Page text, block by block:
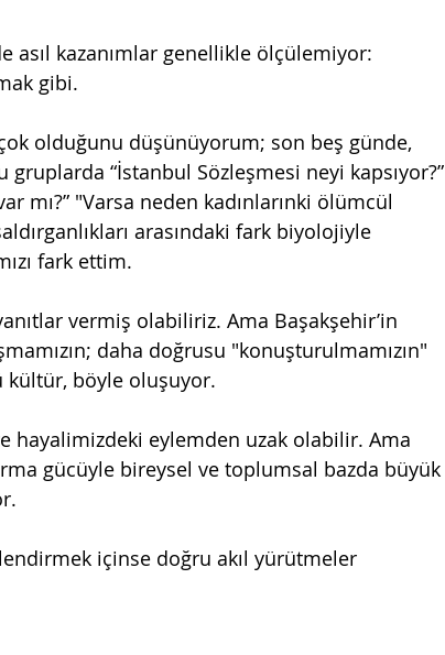
kazanımlar genellikle ölçülemiyor:
gibi.
olduğunu düşünüyorum; son beş günde,
“İstanbul Sözleşmesi neyi kapsıyor?”
mı?” "Varsa neden kadınlarınki ölümcül
arasındaki fark biyolojiyle
fark ettim.
vermiş olabiliriz. Ama Başakşehir’in
daha doğrusu "konuşturulmamızın"
böyle oluşuyor.
hayalimizdeki eylemden uzak olabilir. Ama
gücüyle bireysel ve toplumsal bazda büyük
içinse doğru akıl yürütmeler